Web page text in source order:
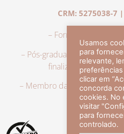
CRM: 5275038-7
– Formação em
– Pós-graduação em
finalizado a
– Membro da Sociedade
com título de
veja
Usamos
para
relevante,
clicar em
concorda
cookies. No
visitar
para
controlado.